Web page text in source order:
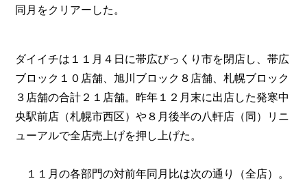
同月をクリアーした。
ダイイチは１１月４日に帯広びっくり市を閉店し、帯広
ブロック１０店舗、旭川ブロック８店舗、札幌ブロック
３店舗の合計２１店舗。昨年１２月末に出店した発寒中
央駅前店（札幌市西区）や８月後半の八軒店（同）リニ
ューアルで全店売上げを押し上げた。
１１月の各部門の対前年同月比は次の通り（全店）。